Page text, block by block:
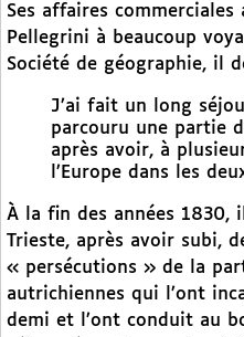
Ses affaires
Pellegrini à beaucoup
Société de géographie, il
J’ai fait un long
parcouru une partie
après avoir, à
l’Europe dans les
À la fin des années
Trieste, après avoir subi,
« persécutions » de la
autrichiennes qui l’ont
demi et l’ont conduit au